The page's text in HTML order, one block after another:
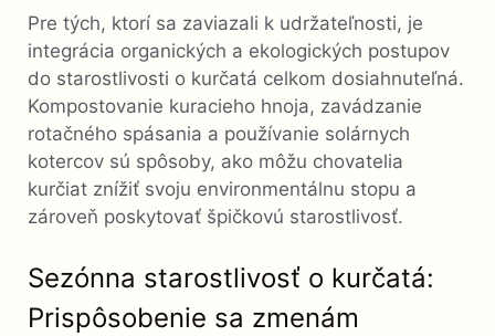
Pre tých, ktorí sa zaviazali k udržateľnosti, je
integrácia organických a ekologických postupov
do starostlivosti o kurčatá celkom dosiahnuteľná.
Kompostovanie kuracieho hnoja, zavádzanie
rotačného spásania a používanie solárnych
kotercov sú spôsoby, ako môžu chovatelia
kurčiat znížiť svoju environmentálnu stopu a
zároveň poskytovať špičkovú starostlivosť.
Sezónna starostlivosť o kurčatá:
Prispôsobenie sa zmenám